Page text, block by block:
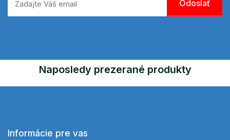
Naposledy prezerané produkty
Informácie pre vas